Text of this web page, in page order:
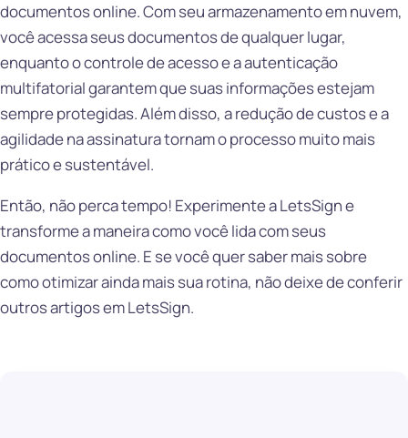
documentos online. Com seu armazenamento em nuvem,
você acessa seus documentos de qualquer lugar,
enquanto o controle de acesso e a autenticação
multifatorial garantem que suas informações estejam
sempre protegidas. Além disso, a redução de custos e a
agilidade na assinatura tornam o processo muito mais
prático e sustentável.
Então, não perca tempo! Experimente a LetsSign e
transforme a maneira como você lida com seus
documentos online. E se você quer saber mais sobre
como otimizar ainda mais sua rotina, não deixe de conferir
outros artigos em LetsSign.